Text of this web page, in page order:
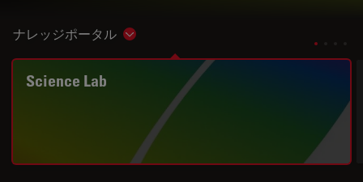
ナレッジポータル Show subnavigation
Science Lab